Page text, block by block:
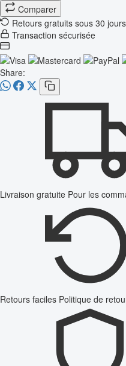
Comparer
Retours gratuits sous 30 jours
Transaction sécurisée
Share:
Livraison gratuite Pour les
Retours faciles Politique de